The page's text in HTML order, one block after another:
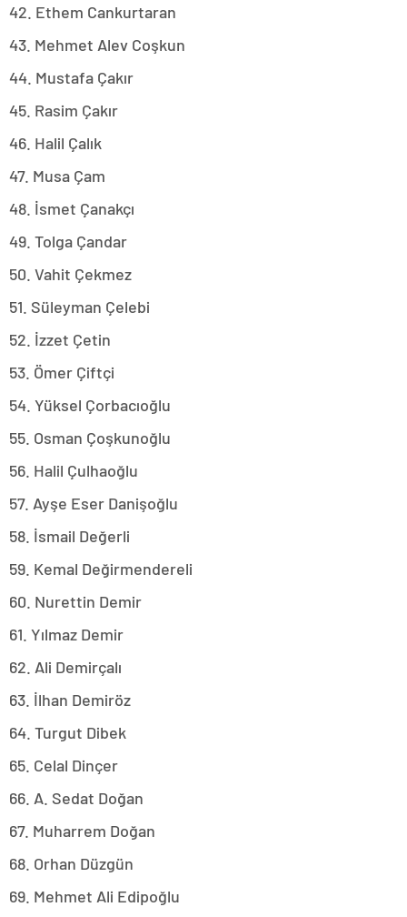
42. Ethem Cankurtaran
43. Mehmet Alev Coşkun
44. Mustafa Çakır
45. Rasim Çakır
46. Halil Çalık
47. Musa Çam
48. İsmet Çanakçı
49. Tolga Çandar
50. Vahit Çekmez
51. Süleyman Çelebi
52. İzzet Çetin
53. Ömer Çiftçi
54. Yüksel Çorbacıoğlu
55. Osman Çoşkunoğlu
56. Halil Çulhaoğlu
57. Ayşe Eser Danişoğlu
58. İsmail Değerli
59. Kemal Değirmendereli
60. Nurettin Demir
61. Yılmaz Demir
62. Ali Demirçalı
63. İlhan Demiröz
64. Turgut Dibek
65. Celal Dinçer
66. A. Sedat Doğan
67. Muharrem Doğan
68. Orhan Düzgün
69. Mehmet Ali Edipoğlu